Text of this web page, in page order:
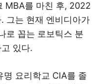
MBA를 마친 후, 2022
그는 현재 엔비디아가
로 꼽는 로보틱스 분
있다.
명 요리학교 CIA를 졸